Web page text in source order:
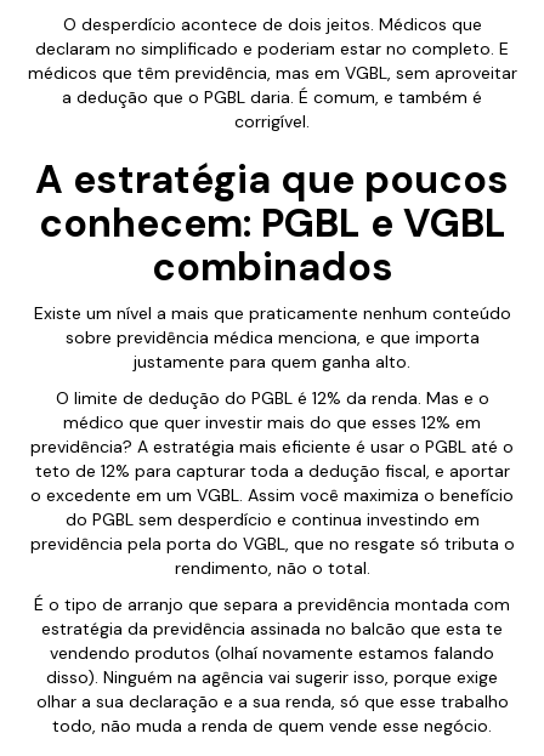
O desperdício acontece de dois jeitos. Médicos que
declaram no simplificado e poderiam estar no completo. E
médicos que têm previdência, mas em VGBL, sem aproveitar
a dedução que o PGBL daria. É comum, e também é
corrigível.
A estratégia que poucos
conhecem: PGBL e VGBL
combinados
Existe um nível a mais que praticamente nenhum conteúdo
sobre previdência médica menciona, e que importa
justamente para quem ganha alto.
O limite de dedução do PGBL é 12% da renda. Mas e o
médico que quer investir mais do que esses 12% em
previdência? A estratégia mais eficiente é usar o PGBL até o
teto de 12% para capturar toda a dedução fiscal, e aportar
o excedente em um VGBL. Assim você maximiza o benefício
do PGBL sem desperdício e continua investindo em
previdência pela porta do VGBL, que no resgate só tributa o
rendimento, não o total.
É o tipo de arranjo que separa a previdência montada com
estratégia da previdência assinada no balcão que esta te
vendendo produtos (olhaí novamente estamos falando
disso). Ninguém na agência vai sugerir isso, porque exige
olhar a sua declaração e a sua renda, só que esse trabalho
todo, não muda a renda de quem vende esse negócio.